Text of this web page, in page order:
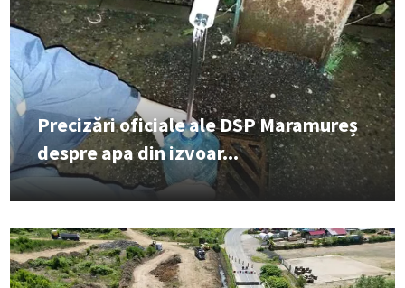
Precizări oficiale ale DSP Maramureș
despre apa din izvoar...